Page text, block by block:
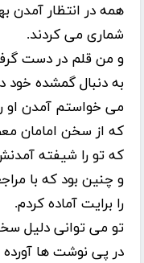
همه در انتظار آمدن
شماری می کردند.
و من قلم در دست
به دنبال گمشده خود
می خواستم آمدن او
که از سخن امامان
که تو را شیفته
و چنین بود که با
را برایت آماده کردم.
تو می توانی دلیل
در پی نوشت ها آورده